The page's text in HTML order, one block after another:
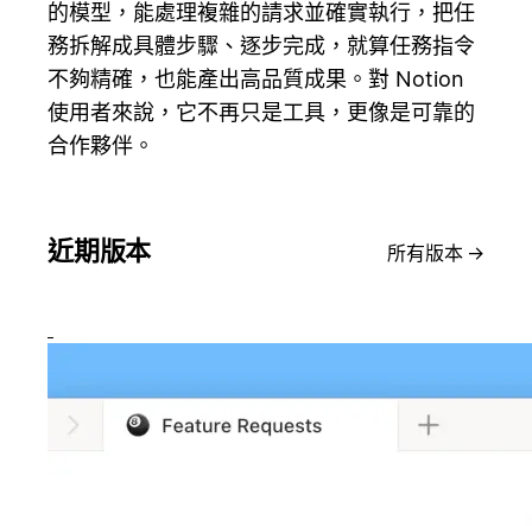
的模型，能處理複雜的請求並確實執行，把任
務拆解成具體步驟、逐步完成，就算任務指令
不夠精確，也能產出高品質成果。對 Notion
使用者來說，它不再只是工具，更像是可靠的
合作夥伴。
近期版本 所有版本 →